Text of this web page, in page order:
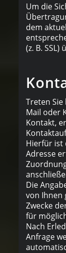
Um die
dem
(z. B. SSL)
Treten Sie
Mail oder
Kontakt,
Hierfür ist
Adresse
Die
von Ihnen
Zwecke
für
Nach
Anfrage